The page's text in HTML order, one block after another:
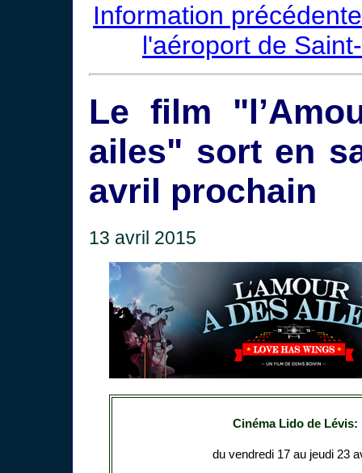
Information
l'aéroport de
Le film
ailes" sort en
avril prochain
13 avril 2015
Cinéma Lido de Lévis:
du vendredi 17 au jeudi 23